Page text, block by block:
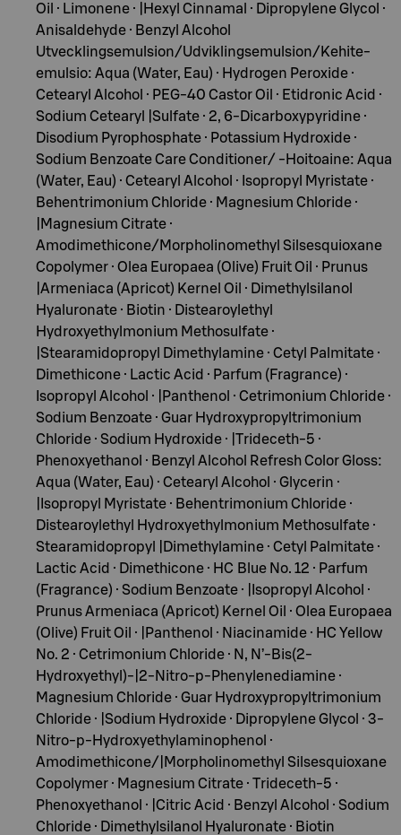
Oil · Limonene · |Hexyl Cinnamal · Dipropylene Glycol ·
Anisaldehyde · Benzyl Alcohol
Utvecklingsemulsion/Udviklingsemulsion/Kehite-
emulsio: Aqua (Water, Eau) · Hydrogen Peroxide ·
Cetearyl Alcohol · PEG-40 Castor Oil · Etidronic Acid ·
Sodium Cetearyl |Sulfate · 2, 6-Dicarboxypyridine ·
Disodium Pyrophosphate · Potassium Hydroxide ·
Sodium Benzoate Care Conditioner/ -Hoitoaine: Aqua
(Water, Eau) · Cetearyl Alcohol · Isopropyl Myristate ·
Behentrimonium Chloride · Magnesium Chloride ·
|Magnesium Citrate ·
Amodimethicone/Morpholinomethyl Silsesquioxane
Copolymer · Olea Europaea (Olive) Fruit Oil · Prunus
|Armeniaca (Apricot) Kernel Oil · Dimethylsilanol
Hyaluronate · Biotin · Distearoylethyl
Hydroxyethylmonium Methosulfate ·
|Stearamidopropyl Dimethylamine · Cetyl Palmitate ·
Dimethicone · Lactic Acid · Parfum (Fragrance) ·
Isopropyl Alcohol · |Panthenol · Cetrimonium Chloride ·
Sodium Benzoate · Guar Hydroxypropyltrimonium
Chloride · Sodium Hydroxide · |Trideceth-5 ·
Phenoxyethanol · Benzyl Alcohol Refresh Color Gloss:
Aqua (Water, Eau) · Cetearyl Alcohol · Glycerin ·
|Isopropyl Myristate · Behentrimonium Chloride ·
Distearoylethyl Hydroxyethylmonium Methosulfate ·
Stearamidopropyl |Dimethylamine · Cetyl Palmitate ·
Lactic Acid · Dimethicone · HC Blue No. 12 · Parfum
(Fragrance) · Sodium Benzoate · |Isopropyl Alcohol ·
Prunus Armeniaca (Apricot) Kernel Oil · Olea Europaea
(Olive) Fruit Oil · |Panthenol · Niacinamide · HC Yellow
No. 2 · Cetrimonium Chloride · N, N’-Bis(2-
Hydroxyethyl)-|2-Nitro-p-Phenylenediamine ·
Magnesium Chloride · Guar Hydroxypropyltrimonium
Chloride · |Sodium Hydroxide · Dipropylene Glycol · 3-
Nitro-p-Hydroxyethylaminophenol ·
Amodimethicone/|Morpholinomethyl Silsesquioxane
Copolymer · Magnesium Citrate · Trideceth-5 ·
Phenoxyethanol · |Citric Acid · Benzyl Alcohol · Sodium
Chloride · Dimethylsilanol Hyaluronate · Biotin